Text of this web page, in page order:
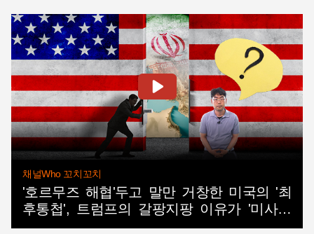
채널Who 꼬치꼬치
'호르무즈 해협'두고 말만 거창한 미국의 '최
후통첩', 트럼프의 갈팡지팡 이유가 '미사일
품귀'?